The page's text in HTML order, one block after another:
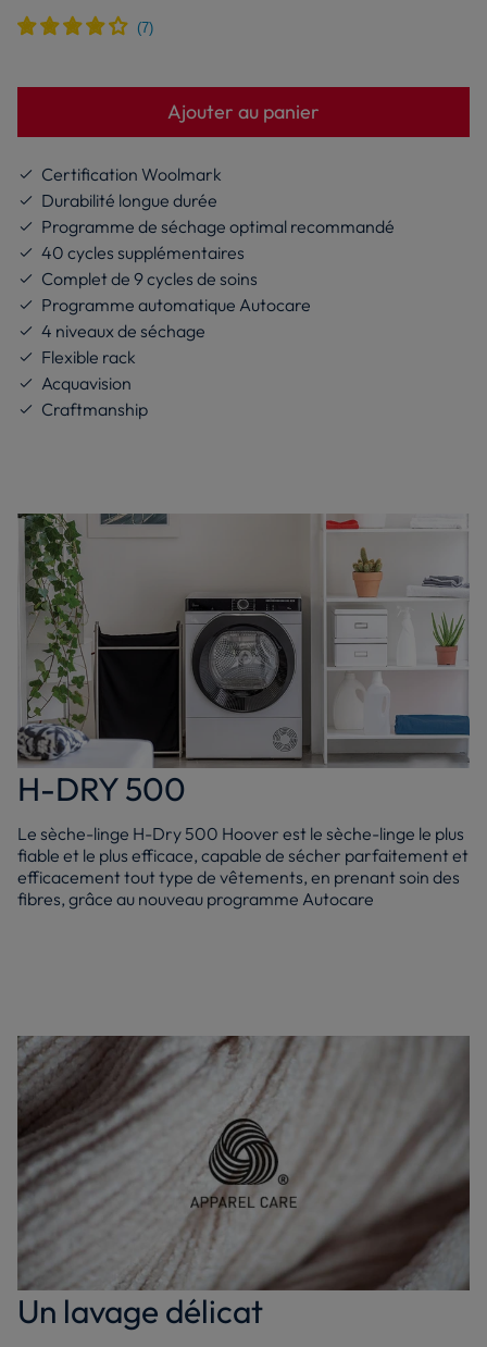
jours. La remise est calculée sans tenir compte
de la taxe DEEE.
un point de repère par rapport au prix de vente
Ajouter au panier
Certification Woolmark
Durabilité longue durée
Programme de séchage optimal recommandé
40 cycles supplémentaires
Complet de 9 cycles de soins
Programme automatique Autocare
4 niveaux de séchage
Flexible rack
Acquavision
Craftmanship
H-DRY 500
Le sèche-linge H-Dry 500 Hoover est le sèche-linge le plus
fiable et le plus efficace, capable de sécher parfaitement et
efficacement tout type de vêtements, en prenant soin des
fibres, grâce au nouveau programme Autocare
Un lavage délicat